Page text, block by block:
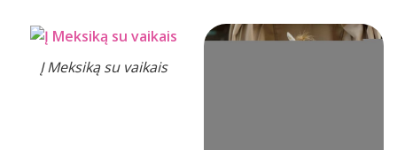
Į Meksiką su vaikais